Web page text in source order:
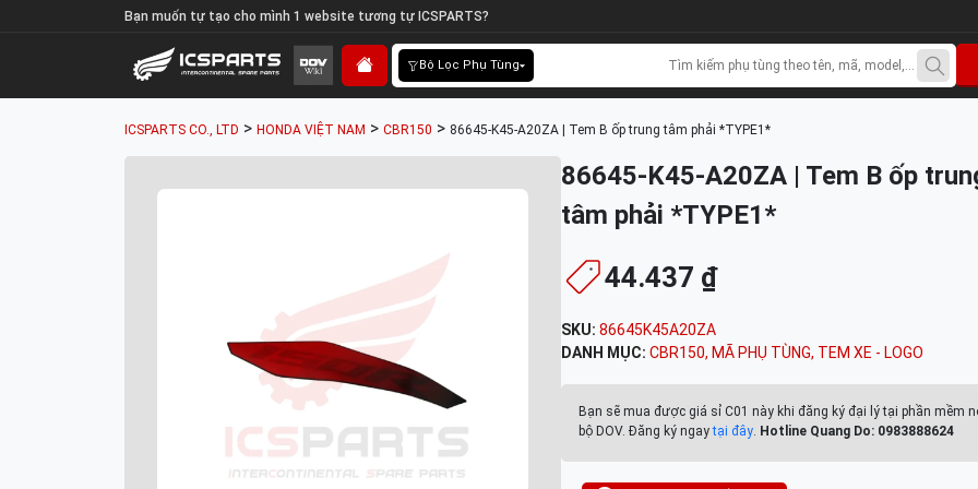
Bạn muốn tự tạo cho mình 1 website tương tự ICSPARTS?
Bộ Lọc Phụ Tùng
ICSPARTS CO., LTD > HONDA VIỆT NAM > CBR150 > 86645-K45-A20ZA | Tem B ốp trung tâm phải *TYPE1*
86645-K45-A20ZA | Tem B ốp
tâm phải *TYPE1*
44.437 ₫
SKU: 86645K45A20ZA
DANH MỤC: CBR150, MÃ PHỤ TÙNG, TEM XE - LOGO
Bạn sẽ mua được giá sỉ C01 này khi đăng ký đại lý tại phần mềm
bộ DOV. Đăng ký ngaytại đây. Hotline Quang Do: 0983888624